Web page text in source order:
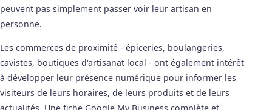
peuvent pas simplement passer voir leur artisan en
personne.
Les commerces de proximité - épiceries, boulangeries,
cavistes, boutiques d'artisanat local - ont également intérêt
à développer leur présence numérique pour informer les
visiteurs de leurs horaires, de leurs produits et de leurs